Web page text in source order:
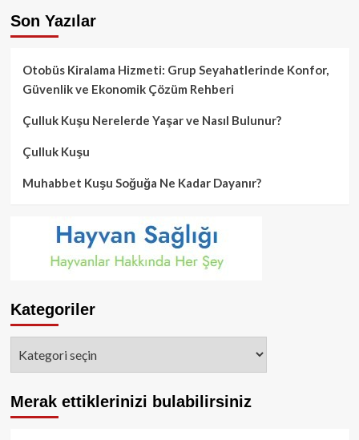
Son Yazılar
Otobüs Kiralama Hizmeti: Grup Seyahatlerinde Konfor,
Güvenlik ve Ekonomik Çözüm Rehberi
Çulluk Kuşu Nerelerde Yaşar ve Nasıl Bulunur?
Çulluk Kuşu
Muhabbet Kuşu Soğuğa Ne Kadar Dayanır?
Kategoriler
Merak ettiklerinizi bulabilirsiniz